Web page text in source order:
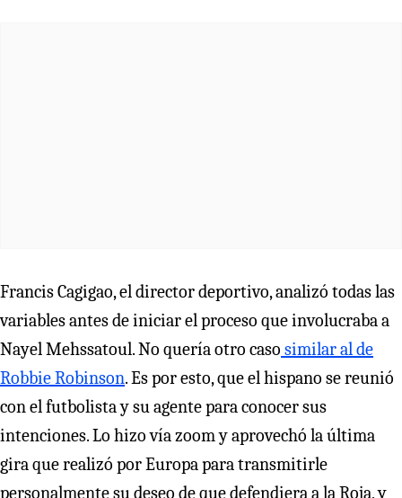
Francis Cagigao, el director deportivo, analizó todas las
variables antes de iniciar el proceso que involucraba a
Nayel Mehssatoul. No quería otro caso similar al de
Robbie Robinson. Es por esto, que el hispano se reunió
con el futbolista y su agente para conocer sus
intenciones. Lo hizo vía zoom y aprovechó la última
gira que realizó por Europa para transmitirle
personalmente su deseo de que defendiera a la Roja, y